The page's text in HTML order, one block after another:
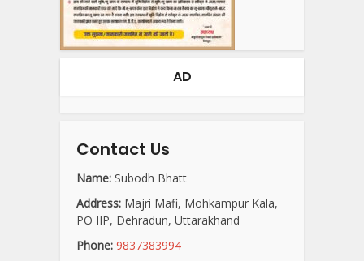
AD
Contact Us
Name: Subodh Bhatt
Address: Majri Mafi, Mohkampur Kala,
PO IIP, Dehradun, Uttarakhand
Phone: 9837383994